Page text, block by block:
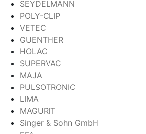
SEYDELMANN
POLY-CLIP
VETEC
GUENTHER
HOLAC
SUPERVAC
MAJA
PULSOTRONIC
LIMA
MAGURIT
Singer & Sohn GmbH